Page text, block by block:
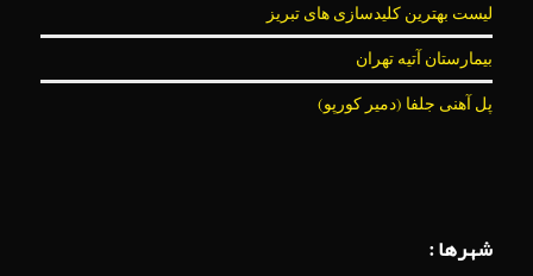
لیست بهترین کلیدسازی های تبریز
بیمارستان آتیه تهران
پل آهنی جلفا (دمیر کورپو)
شهرها :